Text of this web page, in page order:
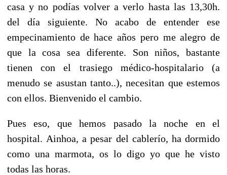
casa y no podías volver a verlo hasta las 13,30h.
del día siguiente. No acabo de entender ese
empecinamiento de hace años pero me alegro de
que la cosa sea diferente. Son niños, bastante
tienen con el trasiego médico-hospitalario (a
menudo se asustan tanto..), necesitan que estemos
con ellos. Bienvenido el cambio.
Pues eso, que hemos pasado la noche en el
hospital. Ainhoa, a pesar del cablerío, ha dormido
como una marmota, os lo digo yo que he visto
todas las horas.